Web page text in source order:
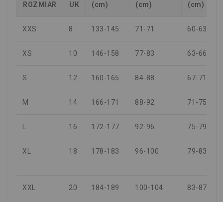
ROZMIAR UK
(cm)
(cm)
(cm)
XXS 8 133-145 71-71 60-63
XS 10 146-158 77-83 63-66
S 12 160-165 84-88 67-71
M 14 166-171 88-92 71-75
16 172-177 92-96 75-79
XL 18 178-183 96-100 79-83
XXL 20 184-189 100-104 83-87